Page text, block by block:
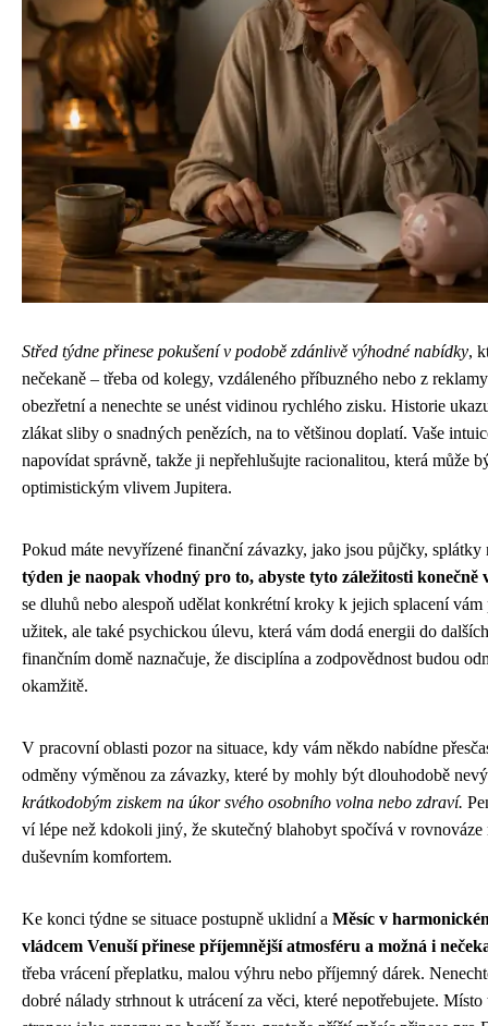
Střed týdne přinese pokušení v podobě zdánlivě výhodné nabídky,
nečekaně – třeba od kolegy, vzdáleného příbuzného nebo z
obezřetní a nenechte se unést vidinou rychlého zisku. Historie
zlákat sliby o snadných penězích, na to většinou doplatí. Vaše
napovídat správně, takže ji nepřehlušujte racionalitou, která může
optimistickým vlivem Jupitera.
Pokud máte nevyřízené finanční závazky, jako jsou půjčky,
týden je naopak vhodný pro to, abyste tyto záležitosti konečně
se dluhů nebo alespoň udělat konkrétní kroky k jejich splacení
užitek, ale také psychickou úlevu, která vám dodá energii do
finančním domě naznačuje, že disciplína a zodpovědnost budou
okamžitě.
V pracovní oblasti pozor na situace, kdy vám někdo nabídne
odměny výměnou za závazky, které by mohly být dlouhodobě
krátkodobým ziskem na úkor svého osobního volna nebo zdraví.
ví lépe než kdokoli jiný, že skutečný blahobyt spočívá v rovnováze
duševním komfortem.
Ke konci týdne se situace postupně uklidní a Měsíc v
vládcem Venuší přinese příjemnější atmosféru a možná i
třeba vrácení přeplatku, malou výhru nebo příjemný dárek.
dobré nálady strhnout k utrácení za věci, které nepotřebujete.